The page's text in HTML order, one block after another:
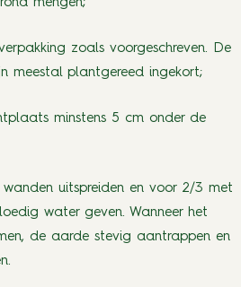
mengen;
zoals voorgeschreven. De
meestal plantgereed ingekort;
minstens 5 cm onder de
uitspreiden en voor 2/3 met
water geven. Wanneer het
de aarde stevig aantrappen en